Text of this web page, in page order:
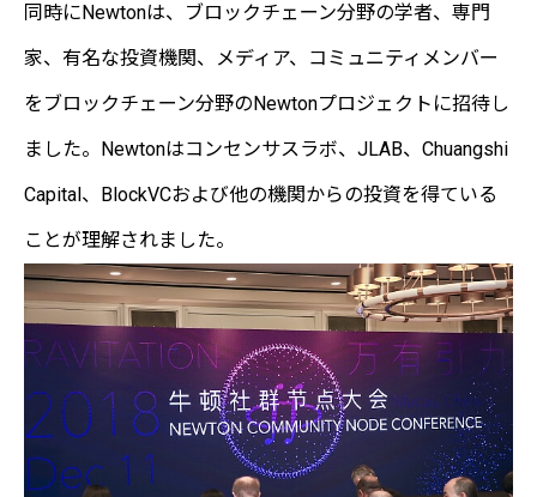
同時にNewtonは、ブロックチェーン分野の学者、専門
家、有名な投資機関、メディア、コミュニティメンバー
をブロックチェーン分野のNewtonプロジェクトに招待し
ました。Newtonはコンセンサスラボ、JLAB、Chuangshi
Capital、BlockVCおよび他の機関からの投資を得ている
ことが理解されました。